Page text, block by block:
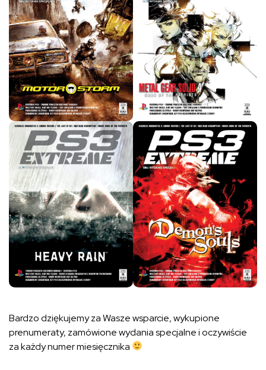
Bardzo dziękujemy za Wasze wsparcie, wykupione
prenumeraty, zamówione wydania specjalne i oczywiście
za każdy numer miesięcznika